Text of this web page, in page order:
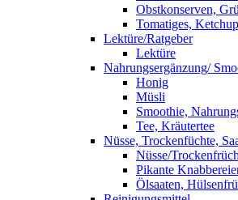
Obstkonserven,
Tomatiges,
Lektüre/Ratgeber
Lektüre
Nahrungsergänzung/
Honig
Müsli
Smoothie,
Tee, Kräutertee
Nüsse, Trockenfüchte,
Nüsse/
Pikante
Ölsaaten,